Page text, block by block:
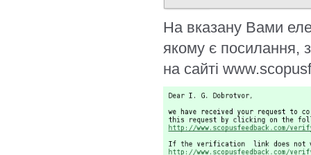
На вказану Вами
якому є посилання,
на сайті